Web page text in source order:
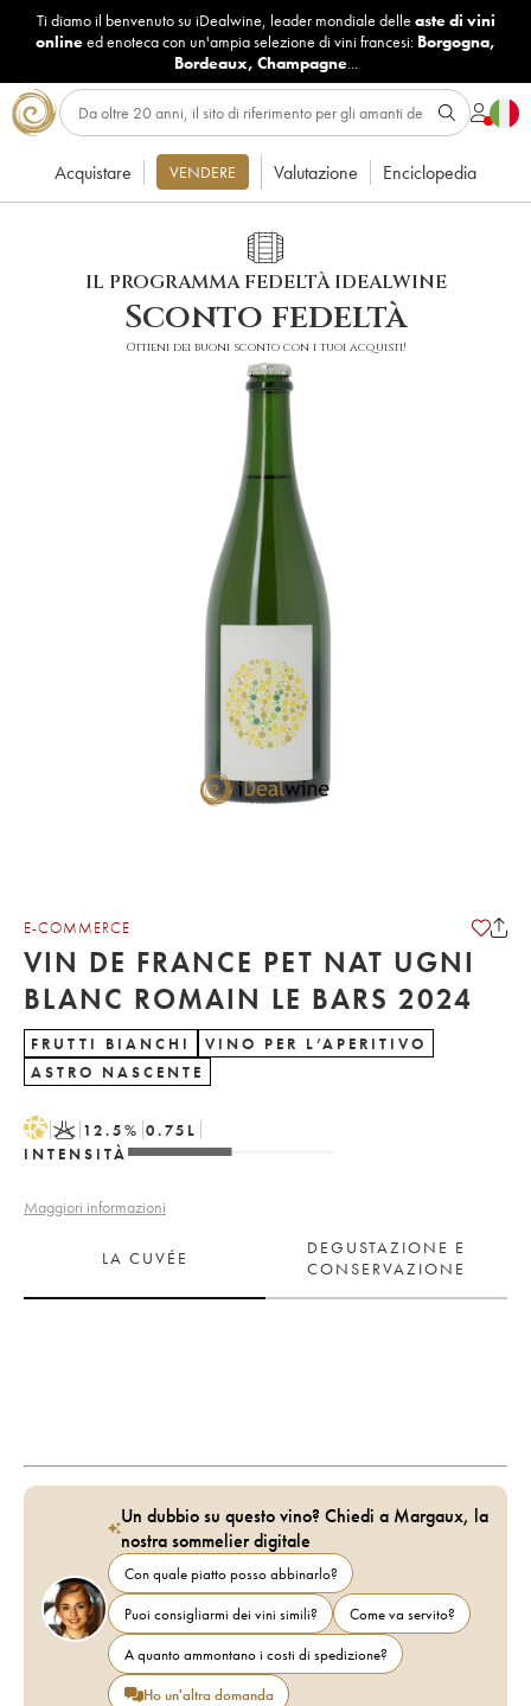
Ti diamo il benvenuto su iDealwine, leader mondiale delle aste di vini
onlineed enoteca con un'ampia selezione di vini francesi: Borgogna,
Bordeaux, Champagne...
Acquistare VENDERE Valutazione Enciclopedia
IL PROGRAMMA FEDELTÀ IDEALWINE
Sconto fedeltà
Ottieni dei buoni sconto con i tuoi acquisti!
E-COMMERCE
VIN DE FRANCE PET NAT UGNI
BLANC ROMAIN LE BARS 2024
FRUTTI BIANCHI
VINO PER L’APERITIVO
ASTRO NASCENTE
HK 12.5% 0.75 L
INTENSITÀ
Maggiori informazioni
LA CUVÉE
DEGUSTAZIONE E
CONSERVAZIONE
Un dubbio su questo vino? Chiedi a Margaux, la
nostra sommelier digitale
Con quale piatto posso abbinarlo?
Puoi consigliarmi dei vini simili?
Come va servito?
A quanto ammontano i costi di spedizione?
Ho un'altra domanda